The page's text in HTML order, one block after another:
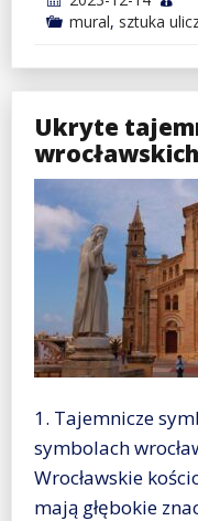
mural, sztuka
Ukryte
1. Tajemnicze
symbolach
Wrocławskie
mają głębokie